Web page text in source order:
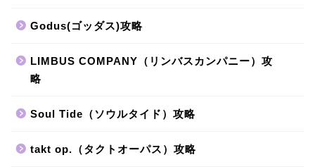
Godus(ゴッダス)攻略
LIMBUS COMPANY（リンバスカンパニー）攻
略
Soul Tide（ソウルタイド）攻略
takt op.（タクトオーパス）攻略